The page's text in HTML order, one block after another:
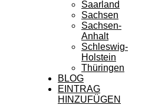
Saarland
Sachsen
Sachsen-
Anhalt
Schleswig-
Holstein
Thüringen
BLOG
EINTRAG
HINZUFÜGEN